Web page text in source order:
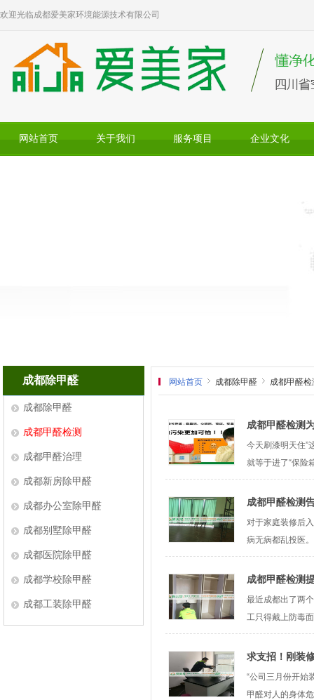
欢迎光临成都爱美家环境能源技术有限公司
网站首页 关于我们 服务项目 企业文化
成都除甲醛
成都除甲醛
成都甲醛检测
成都甲醛治理
成都新房除甲醛
成都办公室除甲醛
成都别墅除甲醛
成都医院除甲醛
成都学校除甲醛
成都工装除甲醛
网站首页 成都除甲醛 成都甲醛检
成都甲醛检测
今天刷漆明天住”
就等于进了“保险
成都甲醛检测
对于家庭装修后
病无病都乱投医
成都甲醛检测
最近成都出了两
工只得戴上防毒
求支招！刚装
“公司三月份开始
甲醛对人的身体